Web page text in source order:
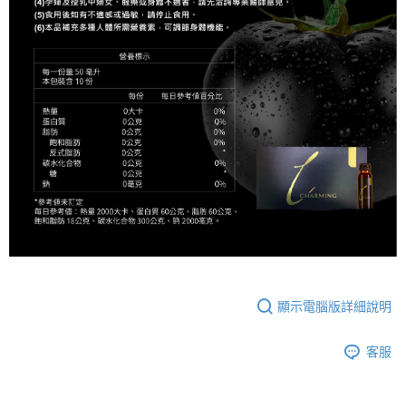
顯示電腦版詳細說明
客服